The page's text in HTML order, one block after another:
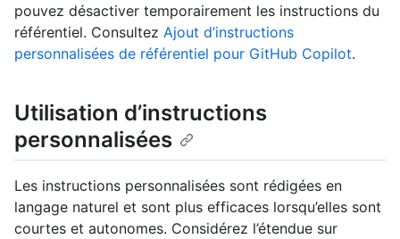
pouvez désactiver temporairement les instructions du
référentiel. Consultez Ajout d’instructions
personnalisées de référentiel pour GitHub Copilot.
Utilisation d’instructions
personnalisées
Les instructions personnalisées sont rédigées en
langage naturel et sont plus efficaces lorsqu’elles sont
courtes et autonomes. Considérez l’étendue sur